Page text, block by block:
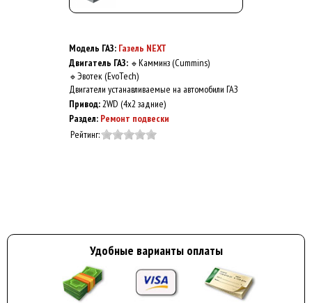
Модель ГАЗ: Газель NEXT
Двигатель ГАЗ: 🔹 Камминз (Cummins)
🔹 Эвотек (EvoTech)
Двигатели устанавливаемые на автомобили ГАЗ
Привод:2WD (4x2 задние)
Раздел: Ремонт подвески
Рейтинг:
Удобные варианты оплаты